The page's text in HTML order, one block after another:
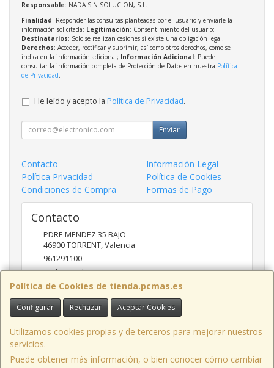
Política de Cookies de tienda.pcmas.es
Configurar Rechazar Aceptar Cookies
Utilizamos cookies propias y de terceros para mejorar nuestros
servicios.
Puede obtener más información, o bien conocer cómo cambiar
Responsable: NADA SIN SOLUCION, S.L.
Finalidad: Responder las consultas planteadas por el usuario y enviarle la
información solicitada; Legitimación: Consentimiento del usuario;
Destinatarios: Solo se realizan cesiones si existe una obligación legal;
Derechos: Acceder, rectificar y suprimir, así como otros derechos, como se
indica en la información adicional; Información Adicional: Puede
consultar la información completa de Protección de Datos en nuestra Política
de Privacidad
He leído y acepto la Política de Privacidad.
Enviar
Contacto
Información Legal
Política Privacidad
Política de Cookies
Condiciones de Compra
Formas de Pago
Contacto
PDRE MENDEZ 35 BAJO
46900TORRENT,Valencia
961291100
nadasinsolucion@pcmas.es
Horario
10 -14 17 - 20